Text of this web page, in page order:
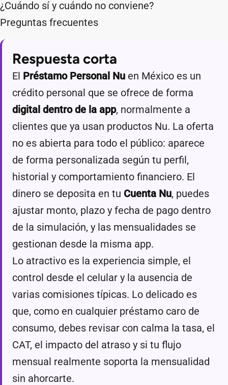
¿Cuándo sí y cuándo no conviene?
Preguntas frecuentes
Respuesta corta
El Préstamo Personal Nu en México es un
crédito personal que se ofrece de forma
digital dentro de la app, normalmente a
clientes que ya usan productos Nu. La oferta
no es abierta para todo el público: aparece
de forma personalizada según tu perfil,
historial y comportamiento financiero. El
dinero se deposita en tu Cuenta Nu, puedes
ajustar monto, plazo y fecha de pago dentro
de la simulación, y las mensualidades se
gestionan desde la misma app.
Lo atractivo es la experiencia simple, el
control desde el celular y la ausencia de
varias comisiones típicas. Lo delicado es
que, como en cualquier préstamo caro de
consumo, debes revisar con calma la tasa, el
CAT, el impacto del atraso y si tu flujo
mensual realmente soporta la mensualidad
sin ahorcarte.